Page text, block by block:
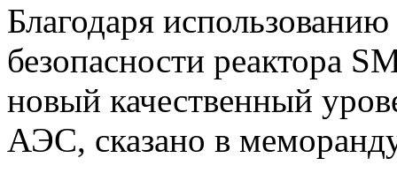
Благодаря
безопасности реактора
новый качественный
АЭС, сказано в